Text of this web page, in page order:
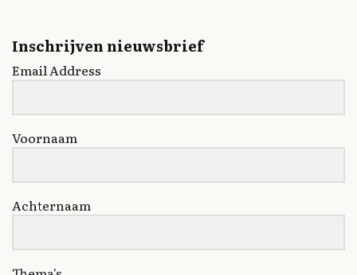
Inschrijven nieuwsbrief
Email Address
Voornaam
Achternaam